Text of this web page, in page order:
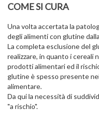
COME SI CURA
Una volta accertata la
degli alimenti con glutine
La completa esclusione del
realizzare, in quanto i cereali
prodotti alimentari ed il
glutine è spesso presente
alimentare.
Da qui la necessità di
"a rischio".